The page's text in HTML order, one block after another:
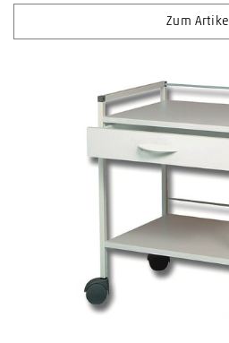
Zum Artikel